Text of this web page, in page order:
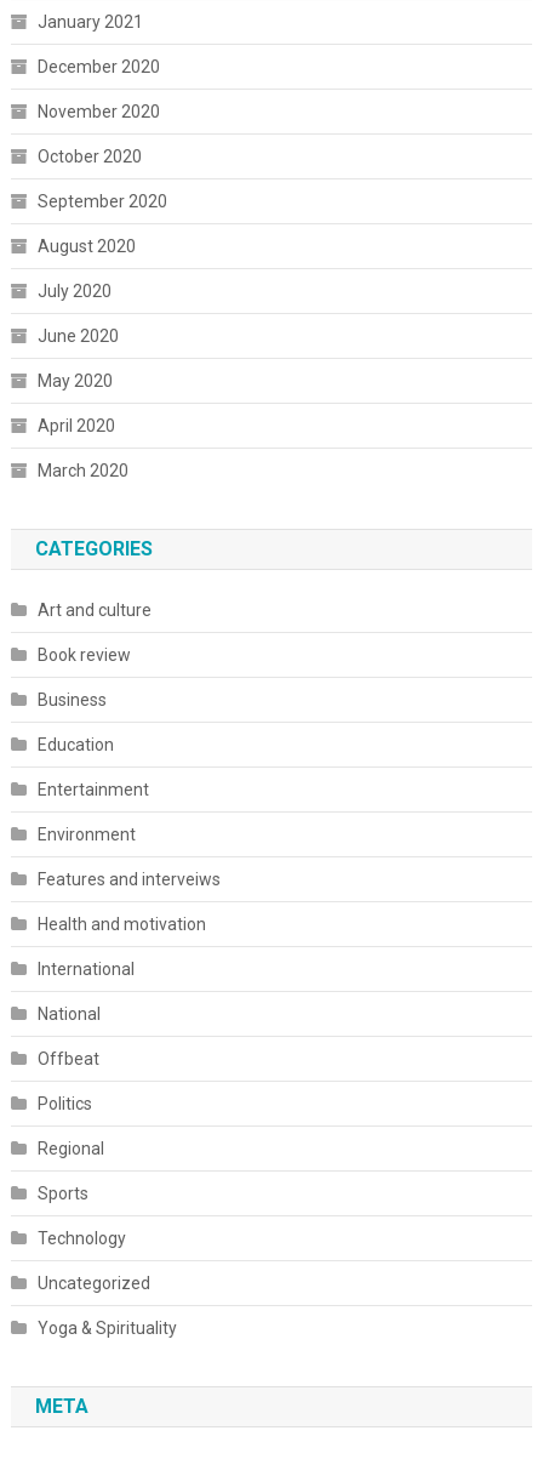
January 2021
December 2020
November 2020
October 2020
September 2020
August 2020
July 2020
June 2020
May 2020
April 2020
March 2020
CATEGORIES
Art and culture
Book review
Business
Education
Entertainment
Environment
Features and interveiws
Health and motivation
International
National
Offbeat
Politics
Regional
Sports
Technology
Uncategorized
Yoga & Spirituality
META